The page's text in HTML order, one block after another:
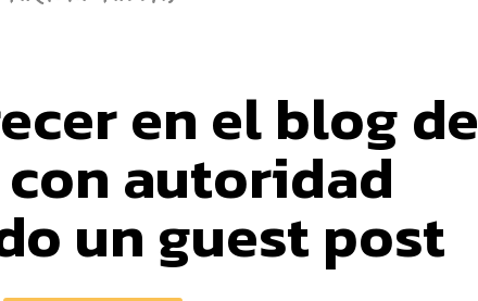
en el blog de
autoridad
un guest post